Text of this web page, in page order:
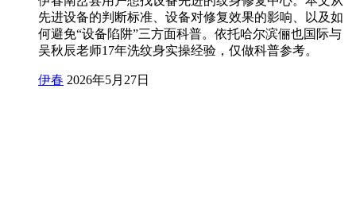
先进设备的判断标准、设备对修复效果的影响、以及如
何避免“设备陷阱”三方面科普。依托哈尔滨俪也国际与
吴秋辰老师17年洗纹身实操经验，仅做科普参考。
伊春 2026年5月27日